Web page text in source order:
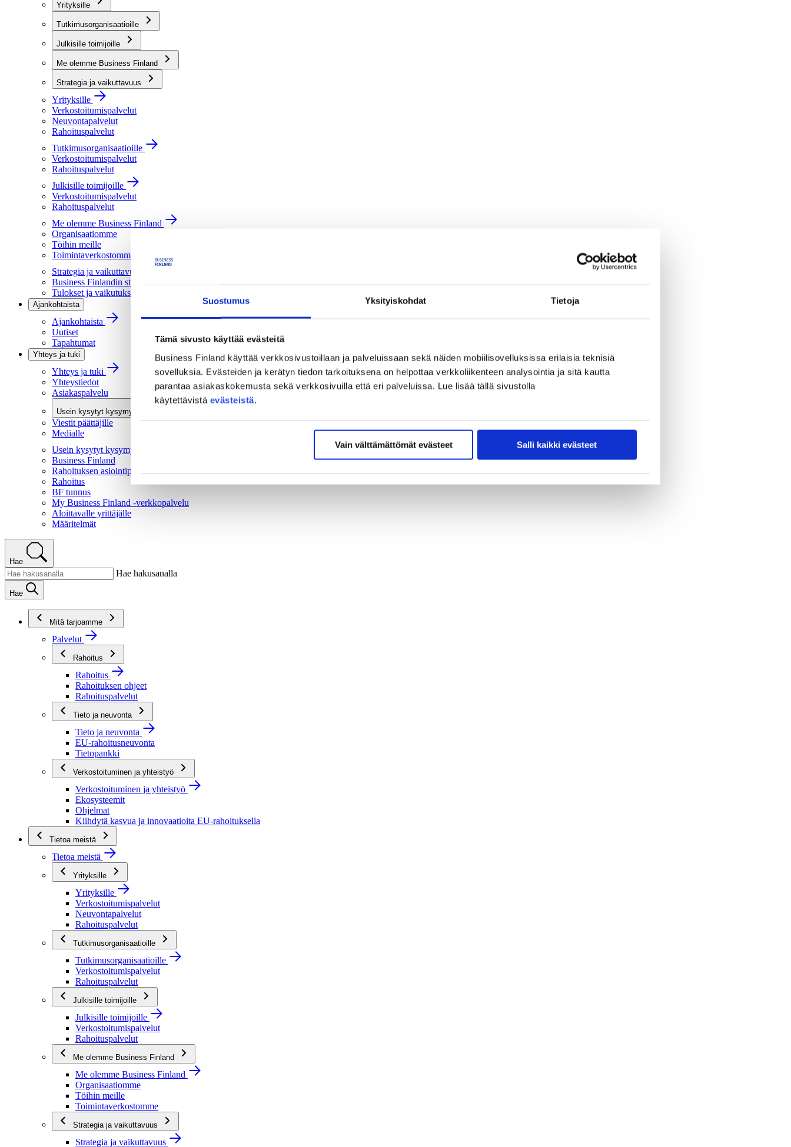
Suostumus Yksityiskohdat Tietoja
Tämä sivusto käyttää evästeitä
Business Finland käyttää verkkosivustoillaan ja palveluissaan sekä näiden mobiilisovelluksissa erilaisia teknisiä
sovelluksia. Evästeiden ja kerätyn tiedon tarkoituksena on helpottaa verkkoliikenteen analysointia ja sitä kautta
parantaa asiakaskokemusta sekä verkkosivuilla että eri palveluissa. Lue lisää tällä sivustolla
käytettävistä evästeistä.
Vain välttämättömät evästeet Salli kaikki evästeet
Yrityksille
Tutkimusorganisaatioille
Julkisille toimijoille
Me olemme Business Finland
Strategia ja vaikuttavuus
Yrityksille
Verkostoitumispalvelut
Neuvontapalvelut
Rahoituspalvelut
Tutkimusorganisaatioille
Verkostoitumispalvelut
Rahoituspalvelut
Julkisille toimijoille
Verkostoitumispalvelut
Rahoituspalvelut
Me olemme Business Finland
Organisaatiomme
Töihin meille
Toimintaverkostomme
Strategia ja vaikuttavuus
Business Finlandin strategia 2030
Tulokset ja vaikutukset
Ajankohtaista
Ajankohtaista
Uutiset
Tapahtumat
Yhteys ja tuki
Yhteys ja tuki
Yhteystiedot
Asiakaspalvelu
Usein kysytyt kysymykset
Viestit päättäjille
Medialle
Usein kysytyt kysymykset
Business Finland
Rahoituksen asiointipalvelu
Rahoitus
BF tunnus
My Business Finland -verkkopalvelu
Aloittavalle yrittäjälle
Määritelmät
Hae
Hae hakusanalla
Hae
Mitä tarjoamme
Palvelut
Rahoitus
Rahoitus
Rahoituksen ohjeet
Rahoituspalvelut
Tieto ja neuvonta
Tieto ja neuvonta
EU-rahoitusneuvonta
Tietopankki
Verkostoituminen ja yhteistyö
Verkostoituminen ja yhteistyö
Ekosysteemit
Ohjelmat
Kiihdytä kasvua ja innovaatioita EU-rahoituksella
Tietoa meistä
Tietoa meistä
Yrityksille
Yrityksille
Verkostoitumispalvelut
Neuvontapalvelut
Rahoituspalvelut
Tutkimusorganisaatioille
Tutkimusorganisaatioille
Verkostoitumispalvelut
Rahoituspalvelut
Julkisille toimijoille
Julkisille toimijoille
Verkostoitumispalvelut
Rahoituspalvelut
Me olemme Business Finland
Me olemme Business Finland
Organisaatiomme
Töihin meille
Toimintaverkostomme
Strategia ja vaikuttavuus
Strategia ja vaikuttavuus